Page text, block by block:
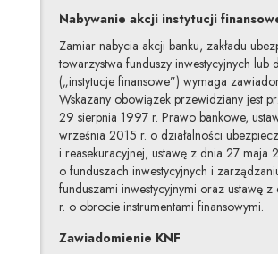
Nabywanie akcji instytucji
Zamiar nabycia akcji banku, zakładu
towarzystwa funduszy inwestycyjnych lub
(„instytucje finansowe”) wymaga
Wskazany obowiązek przewidziany jest
29 sierpnia 1997 r. Prawo bankowe,
września 2015 r. o działalności
i reasekuracyjnej, ustawę z dnia 27 maja
o funduszach inwestycyjnych i
funduszami inwestycyjnymi oraz ustawę
r. o obrocie instrumentami finansowymi.
Zawiadomienie KNF